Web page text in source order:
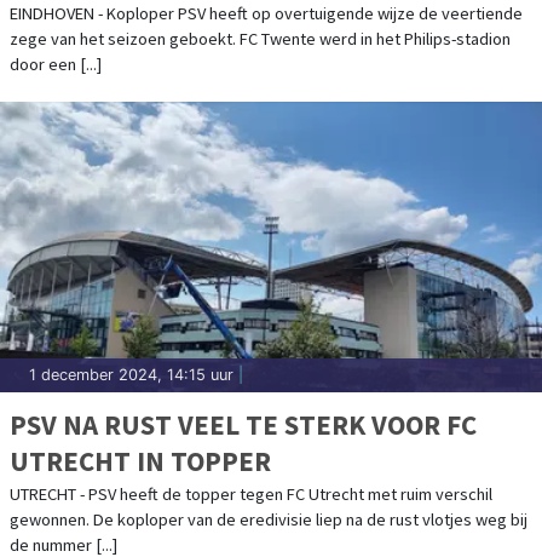
EINDHOVEN - Koploper PSV heeft op overtuigende wijze de veertiende
zege van het seizoen geboekt. FC Twente werd in het Philips-stadion
door een [...]
1 december 2024, 14:15 uur
PSV NA RUST VEEL TE STERK VOOR FC
UTRECHT IN TOPPER
UTRECHT - PSV heeft de topper tegen FC Utrecht met ruim verschil
gewonnen. De koploper van de eredivisie liep na de rust vlotjes weg bij
de nummer [...]